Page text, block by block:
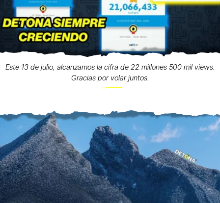
Este 13 de julio, alcanzamos la cifra de 22 millones 500 mil views.
Gracias por volar juntos.